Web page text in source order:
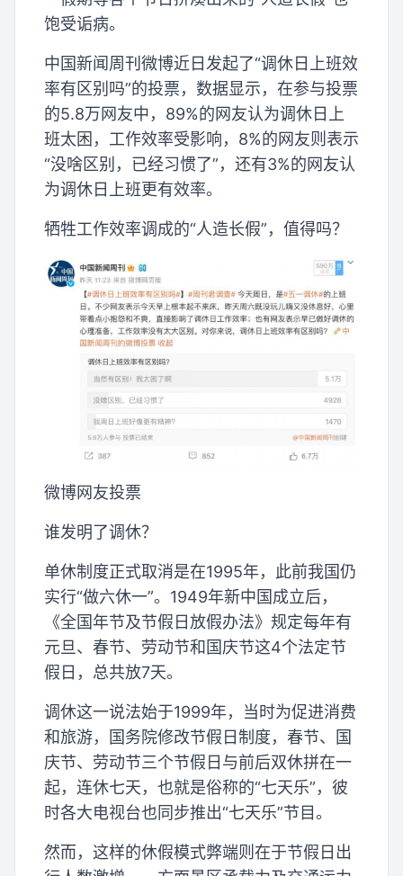
饱受诟病。
中国新闻周刊微博近日发起了“调休日上班效
率有区别吗”的投票，数据显示，在参与投票
的5.8万网友中，89%的网友认为调休日上
班太困，工作效率受影响，8%的网友则表示
“没啥区别，已经习惯了”，还有3%的网友认
为调休日上班更有效率。
牺牲工作效率调成的“人造长假”，值得吗？
微博网友投票
谁发明了调休？
单休制度正式取消是在1995年，此前我国仍
实行“做六休一”。1949年新中国成立后，
《全国年节及节假日放假办法》规定每年有
元旦、春节、劳动节和国庆节这4个法定节
假日，总共放7天。
调休这一说法始于1999年，当时为促进消费
和旅游，国务院修改节假日制度，春节、国
庆节、劳动节三个节假日与前后双休拼在一
起，连休七天，也就是俗称的“七天乐”，彼
时各大电视台也同步推出“七天乐”节目。
然而，这样的休假模式弊端则在于节假日出